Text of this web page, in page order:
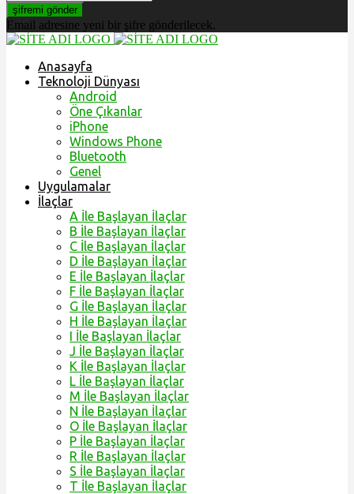
Email adresine yeni bir şifre gönderilecek.
Anasayfa
Teknoloji Dünyası
Android
Öne Çıkanlar
iPhone
Windows Phone
Bluetooth
Genel
Uygulamalar
İlaçlar
A İle Başlayan İlaçlar
B İle Başlayan İlaçlar
C İle Başlayan İlaçlar
D İle Başlayan İlaçlar
E İle Başlayan İlaçlar
F İle Başlayan İlaçlar
G İle Başlayan İlaçlar
H İle Başlayan İlaçlar
I İle Başlayan İlaçlar
J İle Başlayan İlaçlar
K İle Başlayan İlaçlar
L İle Başlayan İlaçlar
M İle Başlayan İlaçlar
N İle Başlayan İlaçlar
O İle Başlayan İlaçlar
P İle Başlayan İlaçlar
R İle Başlayan İlaçlar
S İle Başlayan İlaçlar
T İle Başlayan İlaçlar